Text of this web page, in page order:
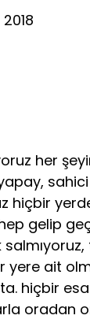
her
hiçbir
gelip
yere ait
hiçbir
oradan